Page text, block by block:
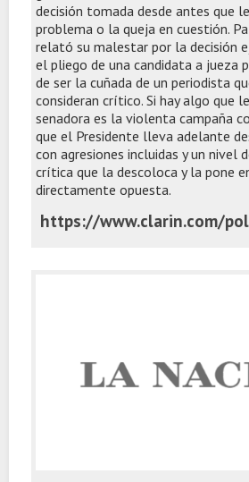
decisión tomada desde antes que
problema o la queja en cuestión.
relató su malestar por la decisión
el pliego de una candidata a jueza
de ser la cuñada de un periodista
consideran crítico. Si hay algo que
senadora es la violenta campaña
que el Presidente lleva adelante
con agresiones incluidas y un nivel
crítica que la descoloca y la pone
directamente opuesta.